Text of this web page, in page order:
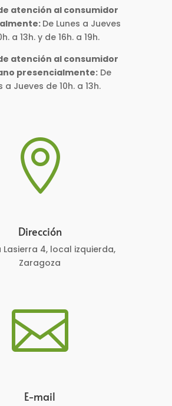
atención al consumidor
De Lunes a Jueves
a 13h. y de 16h. a 19h.
atención al consumidor
presencialmente: De
a Jueves de 10h. a 13h.

Dirección
Lasierra 4, local izquierda,
Zaragoza

E-mail